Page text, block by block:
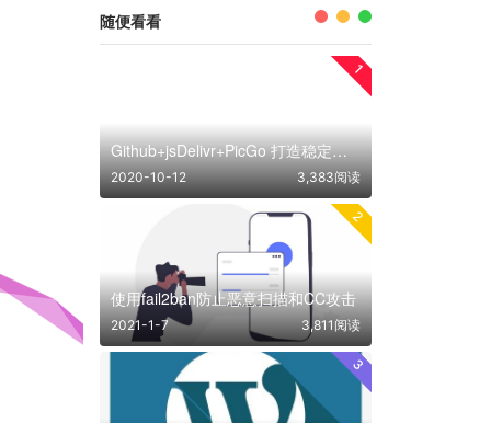
随便看看
1
Github+jsDelivr+PicGo 打造稳定快速、高效免费图床
2020-10-12 3,383阅读
2
使用fail2ban防止恶意扫描和CC攻击
2021-1-7 3,811阅读
3